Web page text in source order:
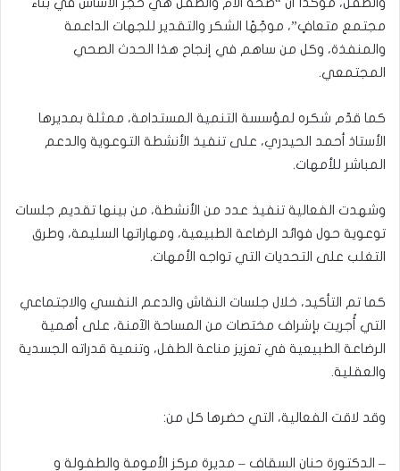
مجتمع متعافٍ”، موجّهًا الشكر والتقدير للجهات الداعمة
والمنفذة، وكل من ساهم في إنجاح هذا الحدث الصحي
المجتمعي.
كما قدّم شكره لمؤسسة التنمية المستدامة، ممثلة بمديرها
الأستاذ أحمد الحيدري، على تنفيذ الأنشطة التوعوية والدعم
المباشر للأمهات.
وشهدت الفعالية تنفيذ عدد من الأنشطة، من بينها تقديم جلسات
توعوية حول فوائد الرضاعة الطبيعية، ومهاراتها السليمة، وطرق
التغلب على التحديات التي تواجه الأمهات.
كما تم التأكيد، خلال جلسات النقاش والدعم النفسي والاجتماعي
التي أُجريت بإشراف مختصات من المساحة الآمنة، على أهمية
الرضاعة الطبيعية في تعزيز مناعة الطفل، وتنمية قدراته الجسدية
والعقلية.
وقد لاقت الفعالية، التي حضرها كل من:
– الدكتورة حنان السقاف – مديرة مركز الأمومة والطفولة و